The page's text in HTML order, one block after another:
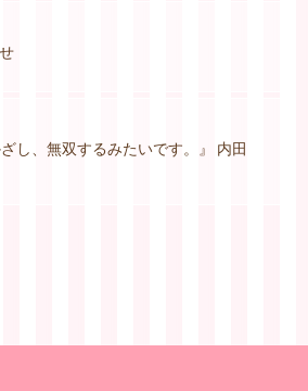
し、無双するみたいです。』 内田